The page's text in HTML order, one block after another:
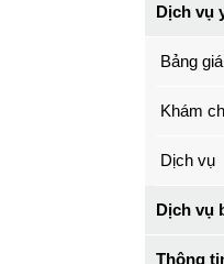
Dịch vụ
Bảng
Khám
Dịch vụ
Dịch vụ
Thông